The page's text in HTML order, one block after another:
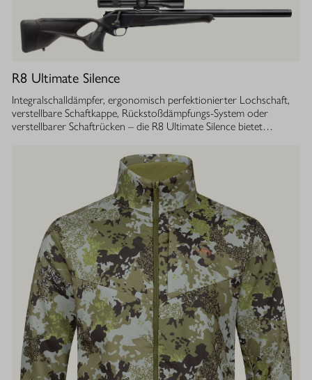
R8 Ultimate Silence
Integralschalldämpfer, ergonomisch perfektionierter Lochschaft,
verstellbare Schaftkappe, Rückstoßdämpfungs-System oder
verstellbarer Schaftrücken – die R8 Ultimate Silence bietet
auf die eigenen Bedürfnisse abstimmen und tragen aktiv zum
besseren Treffen bei. Gleichzeitig ist ihre Konstruktion ganzheitlich
auf den Schutz des Gehörs von Jäger und Hund abgestimmt.
Immer, bei jedem Schuss. Dafür sorgt der Blaser
Integralschalldämpfer. Dank gleichmäßig über den gesamten Lauf
verteilter Masse, bietet die R8 Ultimate Silence die erstklassige
Balance und Führigkeit, die jedes R8 Modell auszeichnet. Die ­
Außenkontur von Lauf- und Schalldämpfermantel ist in
stufenlosem Bull-Barrel-Design gestaltet, das ihr sowohl ein
geringes Gewicht als auch ein ausgesprochen attraktives
Gesamtbild verleiht.